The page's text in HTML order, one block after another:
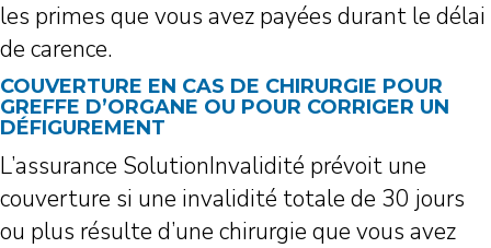
les primes que vous avez payées durant le délai
de carence.
COUVERTURE EN CAS DE CHIRURGIE POUR
GREFFE D’ORGANE OU POUR CORRIGER UN
DÉFIGUREMENT
L’assurance SolutionInvalidité prévoit une
couverture si une invalidité totale de 30 jours
ou plus résulte d’une chirurgie que vous avez